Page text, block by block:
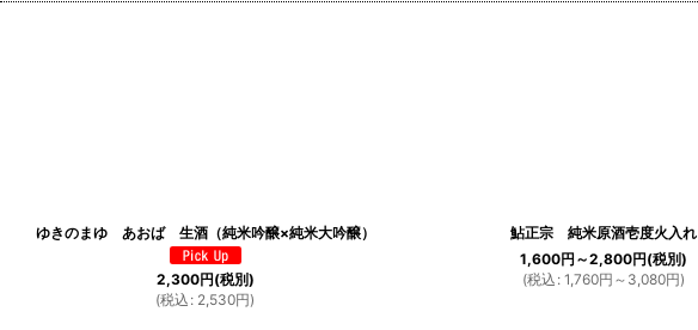
ゆきのまゆ あおば 生酒（純米吟醸×純米大吟醸）
2,300円(税別)
(税込 : 2,530円)
鮎正宗 純米原酒壱度火入れ
1,600円 ～2,800円(税別)
(税込 : 1,760円 ～3,080円)